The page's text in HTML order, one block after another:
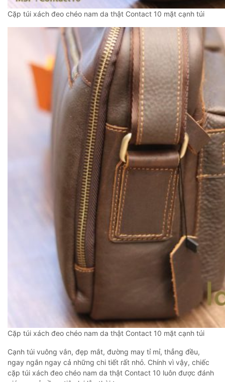
Cặp túi xách đeo chéo nam da thật Contact 10 mặt cạnh túi
Cặp túi xách đeo chéo nam da thật Contact 10 mặt cạnh túi
Cạnh túi vuông vắn, đẹp mắt, đường may tỉ mỉ, thẳng đều,
ngay ngắn ngay cả những chi tiết rất nhỏ. Chính vì vậy, chiếc
cặp túi xách đeo chéo nam da thật Contact 10 luôn được đánh